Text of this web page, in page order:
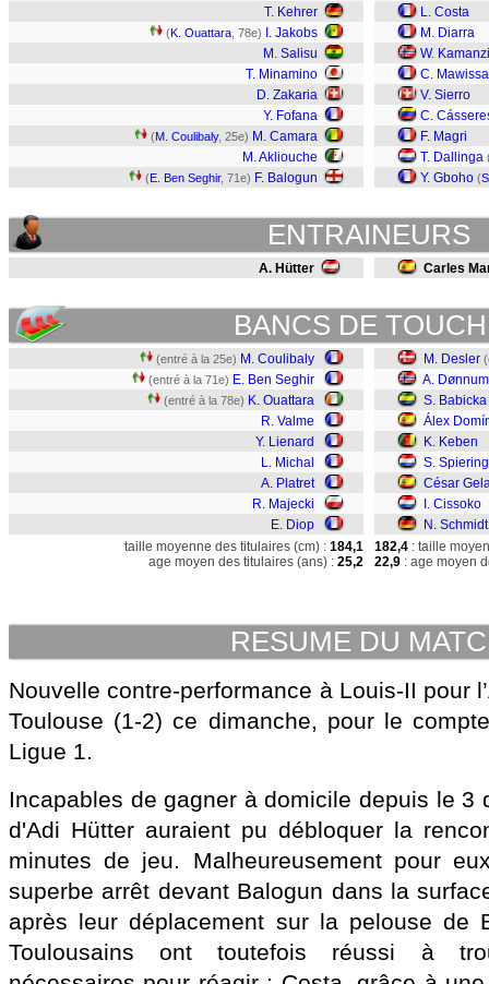
T. Kehrer
(K. Ouattara , 78e)
I. Jakobs
M. Salisu
T. Minamino
D. Zakaria
Y. Fofana
(M. Coulibaly, 25e) M. Camara
M. Akliouche
(E. Ben Seghir, 71e) F. Balogun
L. Costa
M. Diarra
W. Kamanzi
C. Mawissa
V. Sierro
C.
F. Magri
T. Dallinga
Y. Gboho (
ENTRAINEURS
A. Hütter Carles
BANCS DE
(entré à la 25e) M. Coulibaly
(entré à la 71e) E. Ben Seghir
(entré à la 78e) K. Ouattara
R. Valme
Y. Lienard
L. Michal
A. Platret
R. Majecki
E. Diop
M. Desler
A. Dønnum
S. Babicka
Álex
K. Keben
S.
César
I. Cissoko
N. Schmidt
taille moyenne des titulaires (cm) : 184,1
age moyen des titulaires (ans) : 25,2
182,4 : taille
22,9 : age moyen
RESUME DU
Nouvelle contre-performance à Louis-II pour
Toulouse (1-2) ce dimanche, pour le
Ligue 1.
Incapables de gagner à domicile depuis le 3
d'Adi Hütter auraient pu débloquer la
minutes de jeu. Malheureusement pour
superbe arrêt devant Balogun dans la
après leur déplacement sur la pelouse de
Toulousains ont toutefois réussi à